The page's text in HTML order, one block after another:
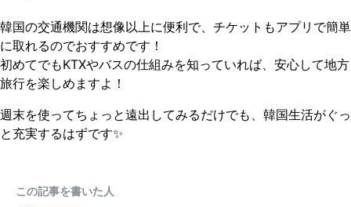
韓国の交通機関は想像以上に便利で、チケットもアプリで簡単
に取れるのでおすすめです！
初めてでもKTXやバスの仕組みを知っていれば、安心して地方
旅行を楽しめますよ！
週末を使ってちょっと遠出してみるだけでも、韓国生活がぐっ
と充実するはずです✨
この記事を書いた人